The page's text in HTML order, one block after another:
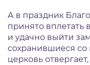
А в праздник
принято вплетать
и удачно выйти
сохранившиеся
церковь